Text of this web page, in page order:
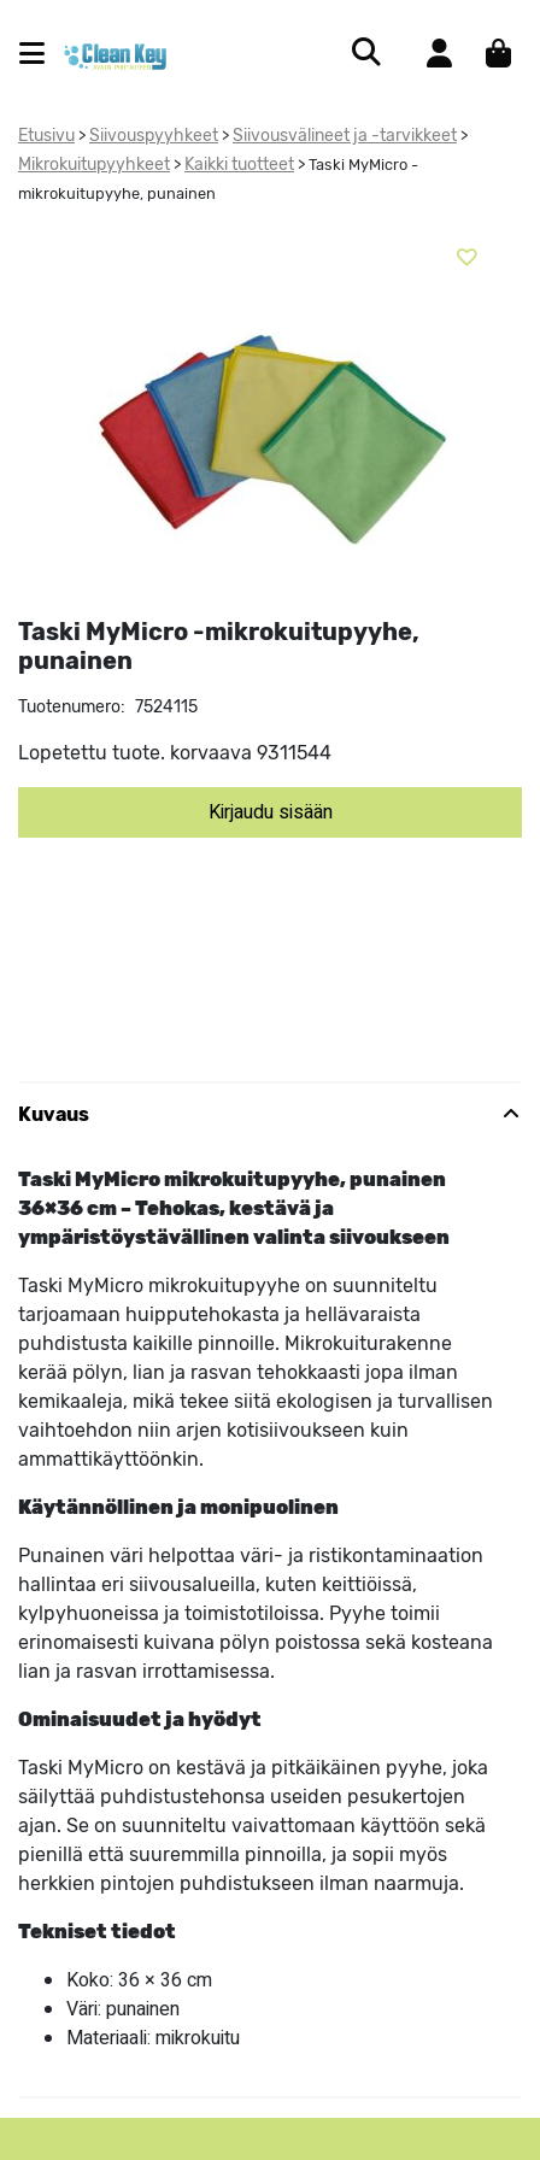
Etusivu > Siivouspyyhkeet > Siivousvälineet ja -tarvikkeet >
Mikrokuitupyyhkeet > Kaikki tuotteet > Taski MyMicro -
mikrokuitupyyhe, punainen
Taski MyMicro -mikrokuitupyyhe,
punainen
Tuotenumero: 7524115
Lopetettu tuote. korvaava 9311544
Kirjaudu sisään
Kuvaus
Taski MyMicro mikrokuitupyyhe, punainen
36×36 cm – Tehokas, kestävä ja
ympäristöystävällinen valinta siivoukseen
Taski MyMicro mikrokuitupyyhe on suunniteltu
tarjoamaan huipputehokasta ja hellävaraista
puhdistusta kaikille pinnoille. Mikrokuiturakenne
kerää pölyn, lian ja rasvan tehokkaasti jopa ilman
kemikaaleja, mikä tekee siitä ekologisen ja turvallisen
vaihtoehdon niin arjen kotisiivoukseen kuin
ammattikäyttöönkin.
Käytännöllinen ja monipuolinen
Punainen väri helpottaa väri- ja ristikontaminaation
hallintaa eri siivousalueilla, kuten keittiöissä,
kylpyhuoneissa ja toimistotiloissa. Pyyhe toimii
erinomaisesti kuivana pölyn poistossa sekä kosteana
lian ja rasvan irrottamisessa.
Ominaisuudet ja hyödyt
Taski MyMicro on kestävä ja pitkäikäinen pyyhe, joka
säilyttää puhdistustehonsa useiden pesukertojen
ajan. Se on suunniteltu vaivattomaan käyttöön sekä
pienillä että suuremmilla pinnoilla, ja sopii myös
herkkien pintojen puhdistukseen ilman naarmuja.
Tekniset tiedot
Koko: 36 × 36 cm
Väri: punainen
Materiaali: mikrokuitu